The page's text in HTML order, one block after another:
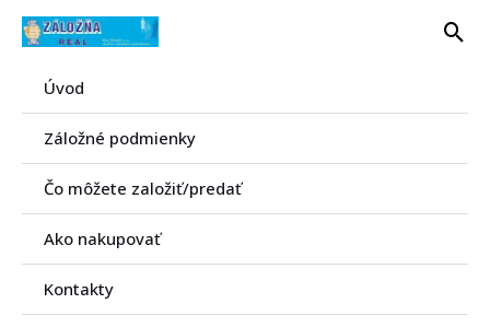
Preskočiť
Úvod
Záložné podmienky
Čo môžete založiť/predať
Ako nakupovať
Kontakty